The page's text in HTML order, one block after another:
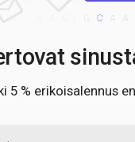
5 % erikoisalennus